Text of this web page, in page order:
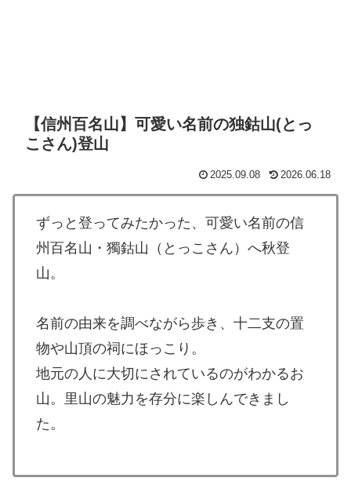
【信州百名山】可愛い名前の独鈷山(とっ
こさん)登山
2025.09.08 2026.06.18
ずっと登ってみたかった、可愛い名前の信
州百名山・獨鈷山（とっこさん）へ秋登
山。
名前の由来を調べながら歩き、十二支の置
物や山頂の祠にほっこり。
地元の人に大切にされているのがわかるお
山。里山の魅力を存分に楽しんできまし
た。